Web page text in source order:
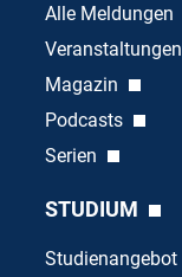
Alle Meldungen
Veranstaltungen
Magazin
Podcasts
Serien
STUDIUM
Studienangebot